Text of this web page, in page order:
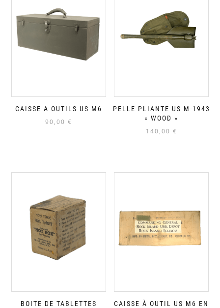
CAISSE A OUTILS US M6
90,00 €
PELLE PLIANTE US M-1943
« WOOD »
140,00 €
BOITE DE TABLETTES
CAISSE À OUTIL US M6 EN